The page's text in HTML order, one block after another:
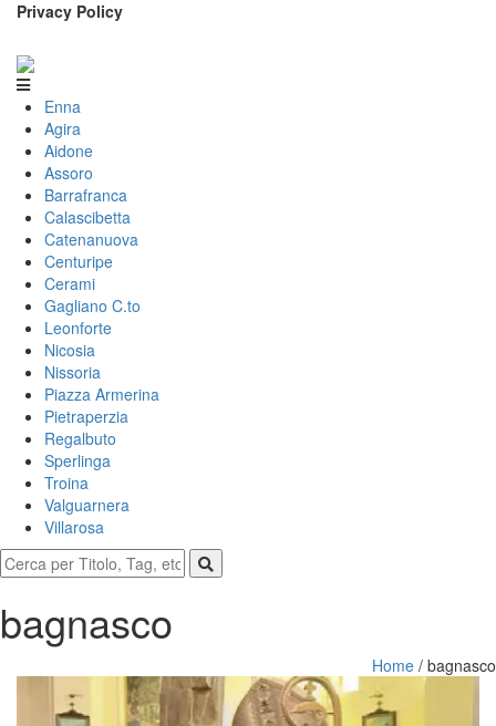
Privacy Policy
Enna
Agira
Aidone
Assoro
Barrafranca
Calascibetta
Catenanuova
Centuripe
Cerami
Gagliano C.to
Leonforte
Nicosia
Nissoria
Piazza Armerina
Pietraperzia
Regalbuto
Sperlinga
Troina
Valguarnera
Villarosa
bagnasco
Home / bagnasco